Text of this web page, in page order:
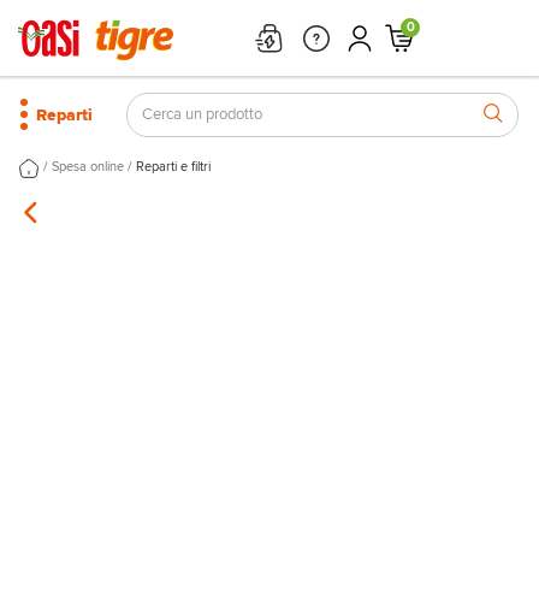
0
Reparti
/ Spesa online / Reparti e filtri